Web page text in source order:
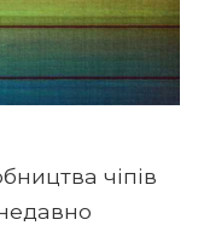
чіпів